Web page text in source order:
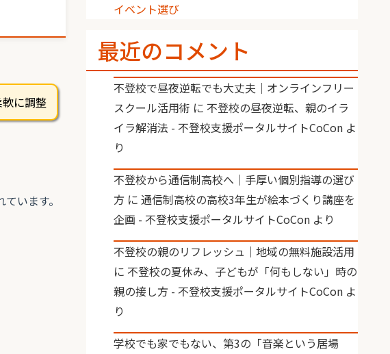
に調整
います。
イベント選び
最近のコメント
不登校で昼夜逆転でも大丈夫｜オンラインフリー
スクール活用術 に 不登校の昼夜逆転、親のイラ
イラ解消法 - 不登校支援ポータルサイトCoCon よ
り
不登校から通信制高校へ｜手厚い個別指導の選び
方 に通信制高校の高校3年生が絵本づくり講座を
企画 - 不登校支援ポータルサイトCoCon より
不登校の親のリフレッシュ｜地域の無料施設活用
に 不登校の夏休み、子どもが「何もしない」時の
親の接し方 - 不登校支援ポータルサイトCoCon よ
り
学校でも家でもない、第3の「音楽という居場